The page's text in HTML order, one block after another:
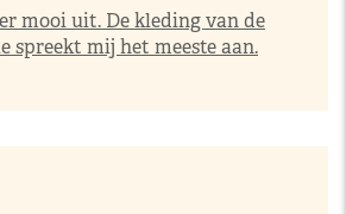
mooi uit. De kleding van de
spreekt mij het meeste aan.